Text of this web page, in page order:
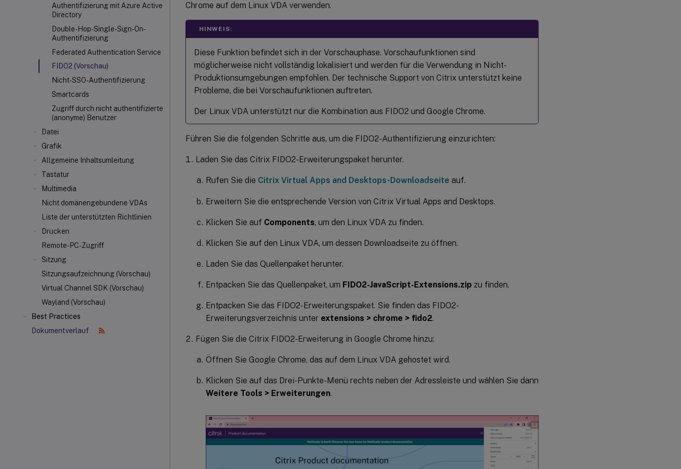
Authentifizierung mit Azure Active
Directory
Double-Hop-Single-Sign-On-
Authentifizierung
Federated Authentication Service
FIDO2 (Vorschau)
Nicht-SSO-Authentifizierung
Smartcards
Zugriff durch nicht authentifizierte
(anonyme) Benutzer
Datei
Grafik
Allgemeine Inhaltsumleitung
Tastatur
Multimedia
Nicht domänengebundene VDAs
Liste der unterstützten Richtlinien
Drucken
Remote-PC-Zugriff
Sitzung
Sitzungsaufzeichnung (Vorschau)
Virtual Channel SDK (Vorschau)
Wayland (Vorschau)
Best Practices
Dokumentverlauf
Chrome auf dem Linux VDA verwenden.
HINWEIS:
Diese Funktion befindet sich in der Vorschauphase. Vorschaufunktionen sind
möglicherweise nicht vollständig lokalisiert und werden für die Verwendung in Nicht-
Produktionsumgebungen empfohlen. Der technische Support von Citrix unterstützt keine
Probleme, die bei Vorschaufunktionen auftreten.
Der Linux VDA unterstützt nur die Kombination aus FIDO2 und Google Chrome.
Führen Sie die folgenden Schritte aus, um die FIDO2-Authentifizierung einzurichten:
Laden Sie das Citrix FIDO2-Erweiterungspaket herunter.
Rufen Sie die Citrix Virtual Apps and Desktops-Downloadseite auf.
Erweitern Sie die entsprechende Version von Citrix Virtual Apps and Desktops.
Klicken Sie auf Components, um den Linux VDA zu finden.
Klicken Sie auf den Linux VDA, um dessen Downloadseite zu öffnen.
Laden Sie das Quellenpaket herunter.
Entpacken Sie das Quellenpaket, um FIDO2-JavaScript-Extensions.zip zu finden.
Entpacken Sie das FIDO2-Erweiterungspaket. Sie finden das FIDO2-
Erweiterungsverzeichnis unter extensions > chrome > fido2.
Fügen Sie die Citrix FIDO2-Erweiterung in Google Chrome hinzu:
Öffnen Sie Google Chrome, das auf dem Linux VDA gehostet wird.
Klicken Sie auf das Drei-Punkte-Menü rechts neben der Adressleiste und wählen Sie dann
Weitere Tools > Erweiterungen.